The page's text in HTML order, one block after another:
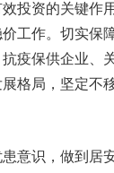
投资的关键作
工作。切实保
疫保供企业、
格局，坚定不
意识，做到居